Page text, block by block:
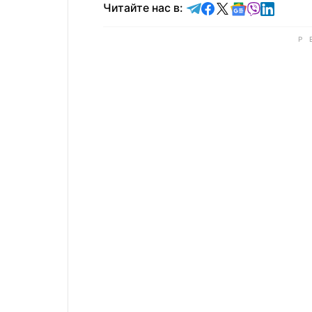
Читайте нас в: Читайте в Telegram
Читайте в
Читайте в X
Читайте в
Читайте